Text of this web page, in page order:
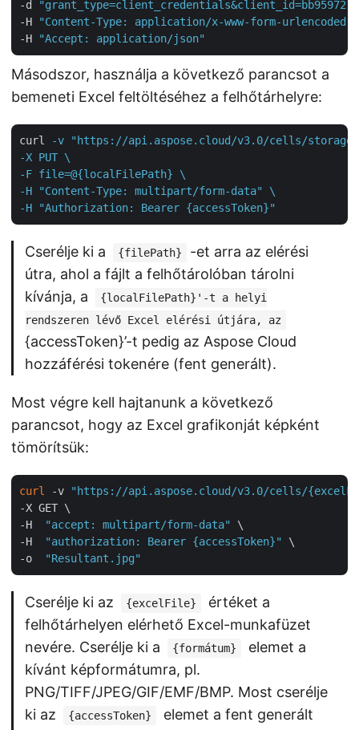
-d
"grant_type=client_credentials&client_id=bb959721-
-H
"Content-Type: application/x-www-form-urlencoded"
-H
"Accept: application/json"
Másodszor, használja a következő parancsot a
bemeneti Excel feltöltéséhez a felhőtárhelyre:
curl
-v "https://api.aspose.cloud/v3.0/cells/
-X PUT \
-F file=@{localFilePath} \
-H "Content-Type: multipart/form-data" \
-H "Authorization: Bearer {accessToken}"
Cserélje ki a {filePath}
-et arra az elérési
útra, ahol a fájlt a felhőtárolóban tárolni
kívánja, a
{localFilePath}'-t a helyi
rendszeren lévő Excel elérési útjára, az
{accessToken}’-t pedig az Aspose Cloud
hozzáférési tokenére (fent generált).
Most végre kell hajtanunk a következő
parancsot, hogy az Excel grafikonját képként
tömörítsük:
curl -v
"https://api.aspose.cloud/v3.0/cells/
-X GET \
-H
"accept: multipart/form-data"
\
-H
"authorization: Bearer {accessToken}"
\
-o
"Resultant.jpg"
Cserélje ki az {excelFile}
értéket a
felhőtárhelyen elérhető Excel-munkafüzet
nevére. Cserélje ki a
{formátum}
elemet a
kívánt képformátumra, pl.
PNG/TIFF/JPEG/GIF/EMF/BMP. Most cserélje
ki az
{accessToken}
elemet a fent generált